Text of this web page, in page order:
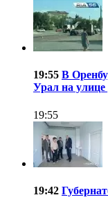
19:55 В
Урал на улице
19:55
19:42